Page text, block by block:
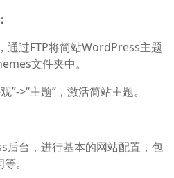
通过FTP将简站WordPress主题
文件夹中。
>“主题”，激活简站主题。
后台，进行基本的网站配置，包
。